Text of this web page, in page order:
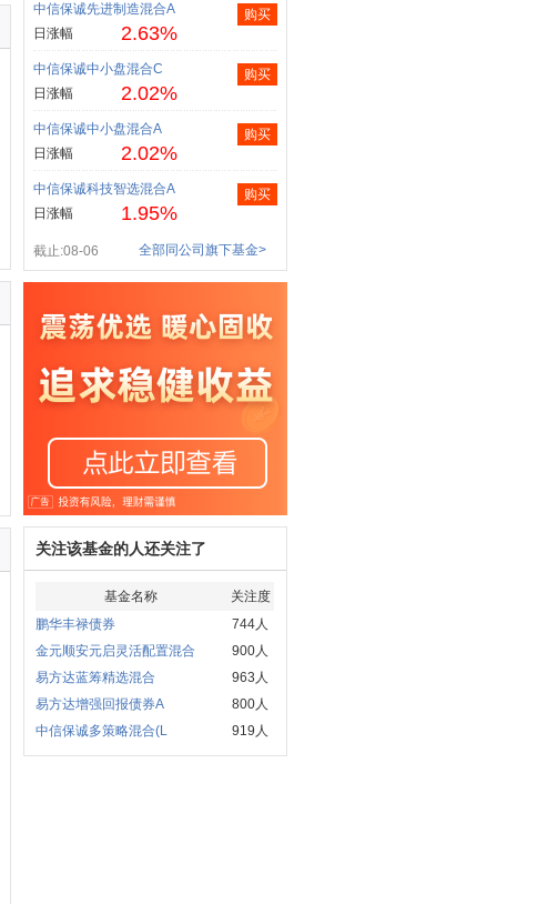
中信保诚先进制造混合A
日涨幅
2.63%
购买
中信保诚中小盘混合C
日涨幅
2.02%
购买
中信保诚中小盘混合A
日涨幅
2.02%
购买
中信保诚科技智选混合A
日涨幅
1.95%
购买
截止:08-06 全部同公司旗下基金>
关注该基金的人还关注了
基金名称
关注度
鹏华丰禄债券
744人
金元顺安元启灵活配置混合
900人
易方达蓝筹精选混合
963人
易方达增强回报债券A
800人
中信保诚多策略混合(L
919人